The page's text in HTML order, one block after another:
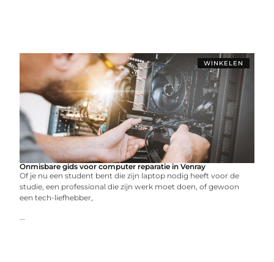
WINKELEN
Onmisbare gids voor computer reparatie in Venray
Of je nu een student bent die zijn laptop nodig heeft voor de
studie, een professional die zijn werk moet doen, of gewoon
een tech-liefhebber,
...